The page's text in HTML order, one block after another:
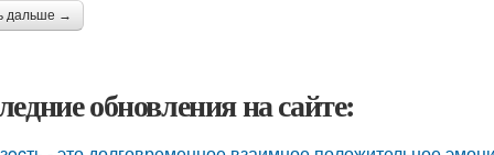
дальше →
обновления на сайте: